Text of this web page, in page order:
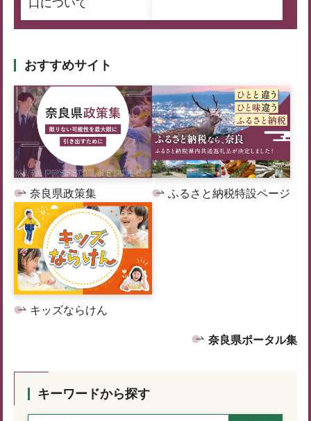
口について
おすすめサイト
奈良県政策集 ふるさと納税特設ページ
キッズならけん
奈良県ポータル集
キーワードから探す